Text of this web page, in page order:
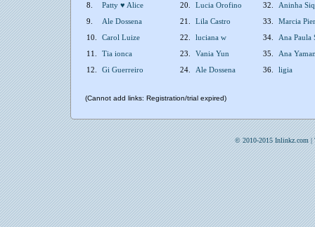
8.
Patty ♥ Alice 20. Lucia Orofino 32.
Aninha
9.
Ale Dossena 21. Lila Castro 33.
Marcia
10.
Carol Luize 22. luciana w 34.
Ana Paula
11.
Tia ionca 23. Vania Yun 35.
Ana
12.
Gi Guerreiro 24. Ale Dossena 36. ligia
(Cannot add links: Registration/trial expired)
© 2010-2015 Inlinkz.com |